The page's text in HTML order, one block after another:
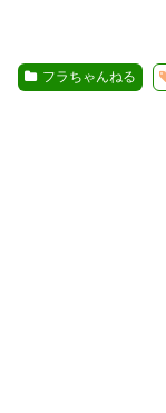
フラちゃんねる